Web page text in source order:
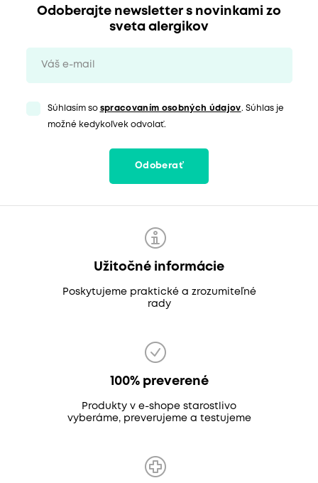
Odoberajte newsletter s novinkami zo
sveta alergikov
Súhlasím so spracovaním osobných údajov. Súhlas je
možné kedykoľvek odvolať.
Odoberať
Užitočné informácie
Poskytujeme praktické a zrozumiteľné
rady
100% preverené
Produkty v e-shope starostlivo
vyberáme, preverujeme a testujeme